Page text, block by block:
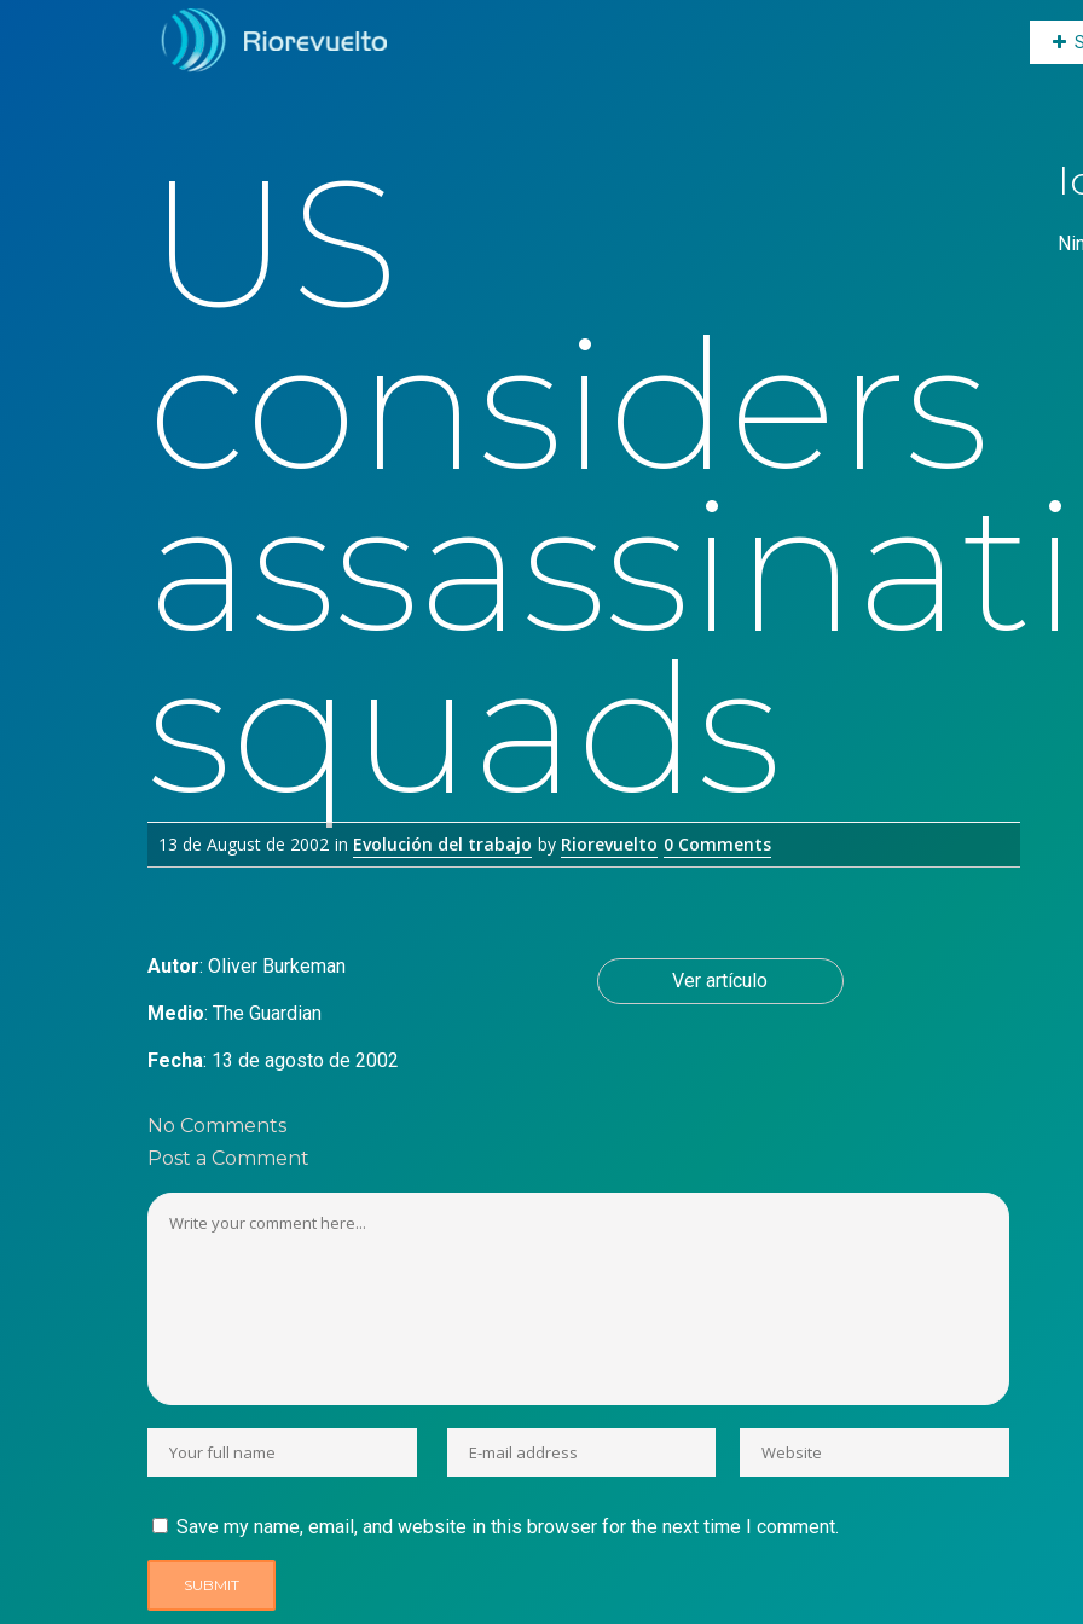
US
considers
squads
13 de August de 2002 in Evolución del trabajo by Riorevuelto 0 Comments
Autor: Oliver Burkeman
Medio: The Guardian
Fecha: 13 de agosto de 2002
Ver artículo
No Comments
Post a Comment
Save my name, email, and website in this browser for the next time I comment.